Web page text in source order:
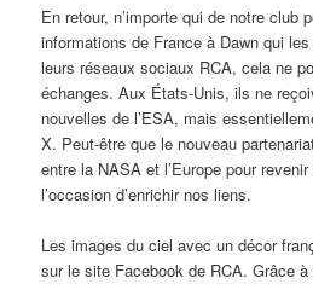
En retour, n’importe qui de notre club
informations de France à Dawn qui
leurs réseaux sociaux RCA, cela ne
échanges. Aux États-Unis, ils ne
nouvelles de l’ESA, mais
X. Peut-être que le nouveau
entre la NASA et l’Europe pour
l’occasion d’enrichir nos liens.
Les images du ciel avec un décor
sur le site Facebook de RCA. Grâce